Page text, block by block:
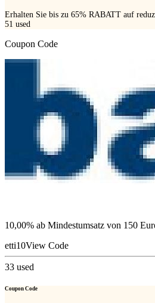
Erhalten Sie bis zu 65% RABATT auf
51 used
Coupon Code
10,00% ab Mindestumsatz von 150
etti10View Code
33 used
Coupon Code